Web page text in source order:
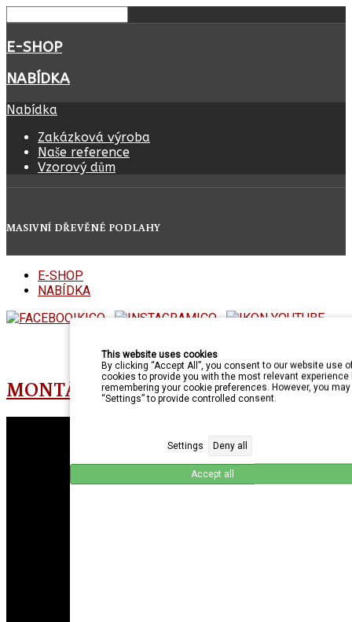
This website uses cookies
By clicking “Accept All”, you consent to our website use
cookies to provide you with the most relevant experience
remembering your cookie preferences. However, you
“Settings” to provide controlled consent.
Settings Deny all
Accept all
E-SHOP
NABÍDKA
Nabídka
Zakázková výroba
Naše reference
Vzorový dům
MASIVNÍ DŘEVĚNÉ PODLAHY
E-SHOP
NABÍDKA
MONTÁŽ DVEŘÍ - 2